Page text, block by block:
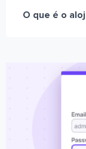
O que é o